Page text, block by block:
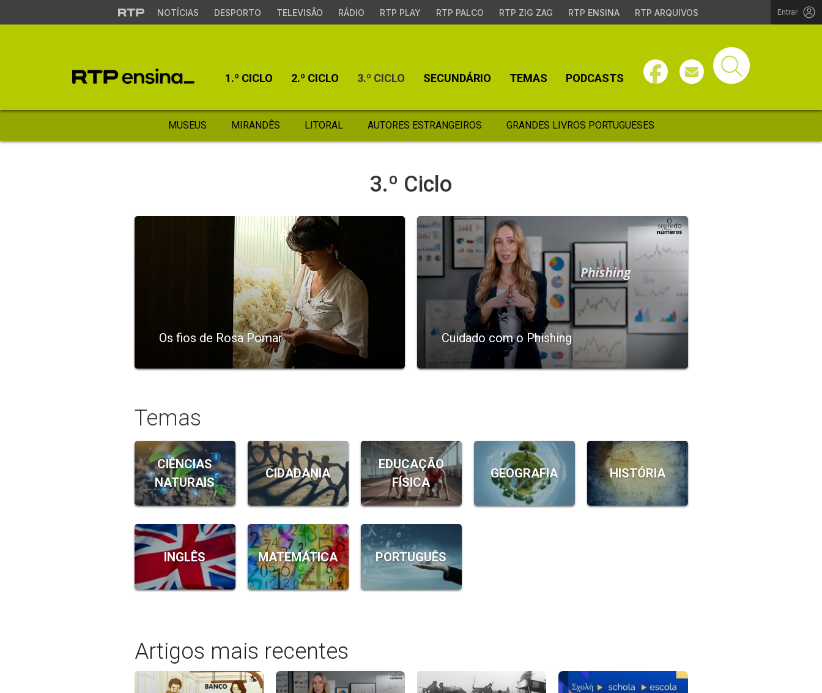
NOTÍCIAS DESPORTO TELEVISÃO RÁDIO RTP PLAY RTP PALCO RTP ZIG ZAG RTP ENSINA RTP ARQUIVOS Entrar
1.º CICLO 2.º CICLO 3.º CICLO SECUNDÁRIO TEMAS PODCASTS
MUSEUS MIRANDÊS LITORAL AUTORES ESTRANGEIROS GRANDES LIVROS PORTUGUESES
3.º Ciclo
Os fios de Rosa Pomar Cuidado com o Phishing
Temas
CIÊNCIAS
NATURAIS
CIDADANIA
EDUCAÇÃO
FÍSICA
GEOGRAFIA HISTÓRIA
INGLÊS MATEMÁTICA PORTUGUÊS
Artigos mais recentes